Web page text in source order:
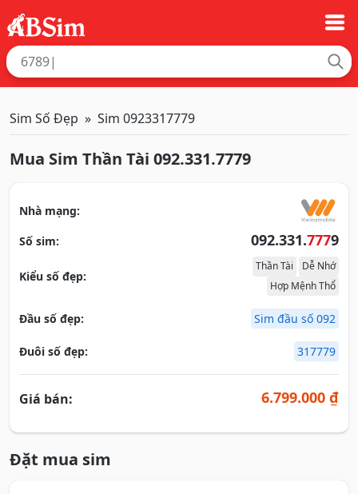
Sim Số Đẹp Sim 0923317779
Mua Sim Thần Tài 092.331.7779
Nhà mạng:
Số sim:
092.331.7779
Kiểu số đẹp:
Thần Tài
Dễ Nhớ
Hợp Mệnh Thổ
Đầu số đẹp: Sim đầu số 092
Đuôi số đẹp: 317779
Giá bán: 6.799.000 ₫
Đặt mua sim